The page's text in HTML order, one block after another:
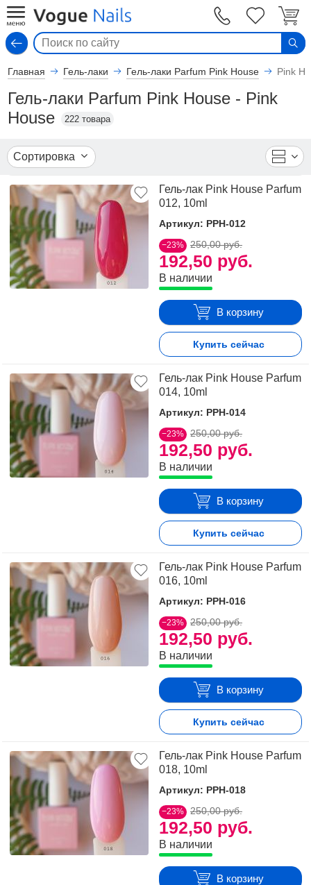
Главная Гель-лаки Гель-лаки Parfum Pink House Pink
Гель-лаки Parfum Pink House - Pink
House
222 товара
Сортировка
Гель-лак Pink House Parfum
012, 10ml
Артикул: PPH-012
−23%
192,50 руб.
250,00 руб.
В наличии
В корзину
Купить сейчас
Гель-лак Pink House Parfum
014, 10ml
Артикул: PPH-014
−23%
192,50 руб.
250,00 руб.
В наличии
В корзину
Купить сейчас
Гель-лак Pink House Parfum
016, 10ml
Артикул: PPH-016
−23%
192,50 руб.
250,00 руб.
В наличии
В корзину
Купить сейчас
Гель-лак Pink House Parfum
018, 10ml
Артикул: PPH-018
−23%
192,50 руб.
250,00 руб.
В наличии
В корзину